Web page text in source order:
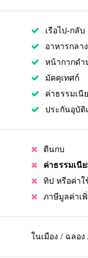
เรือไป-กลับ
อาหารกลา
หน้ากากดำ
มัคคุเทศก์
ค่าธรรมเนี
ประกันอุบัติ
ตีนกบ
ค่าธรรมเนี
ทิป หรือค่าใ
ภาษีมูลค่าเ
ในเมือง / ฉลอ